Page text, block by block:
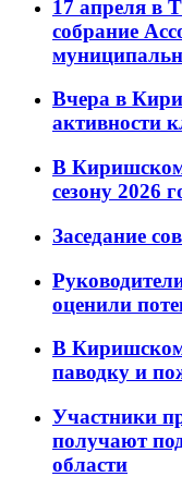
17 апреля в
собрание
Вчера в
активности
В Киришском
сезону 2026
Заседание
оценили
В Киришском
паводку и
Участники
получают
области